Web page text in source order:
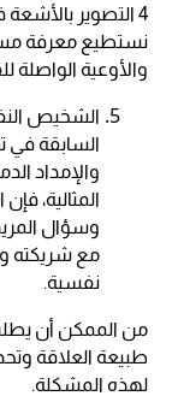
4 التصوير
نستطيع معرفة
والأوعية الواصلة
الشخيص
السابقة في
والإمداد
المثالية،
وسؤال
مع شريكته
نفسية.
من الممكن أن
طبيعة العلاقة
لهذه المشكلة.